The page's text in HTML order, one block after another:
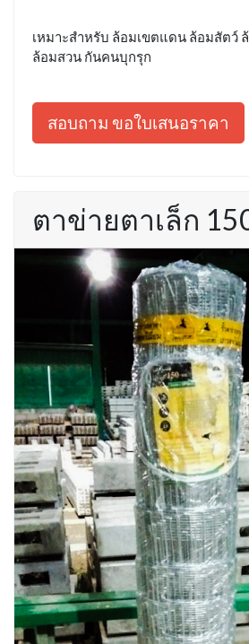
เหมาะสำหรับ ล้อมเขตแดน ล้อมสัตว์
ล้อมสวน กันคนบุกรุก
สอบถาม ขอใบเสนอราคา
ตาข่ายตาเล็ก